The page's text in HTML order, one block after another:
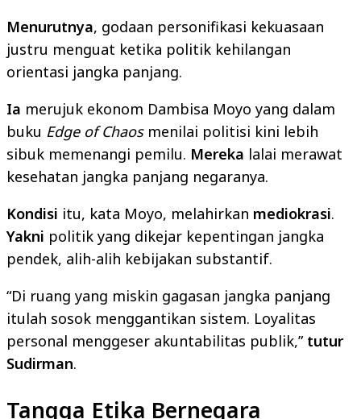
Menurutnya, godaan personifikasi kekuasaan
justru menguat ketika politik kehilangan
orientasi jangka panjang.
Ia merujuk ekonom Dambisa Moyo yang dalam
buku Edge of Chaosmenilai politisi kini lebih
sibuk memenangi pemilu. Mereka lalai merawat
kesehatan jangka panjang negaranya.
Kondisi itu, kata Moyo, melahirkan mediokrasi.
Yakni politik yang dikejar kepentingan jangka
pendek, alih-alih kebijakan substantif.
“Di ruang yang miskin gagasan jangka panjang
itulah sosok menggantikan sistem. Loyalitas
personal menggeser akuntabilitas publik,” tutur
Sudirman.
Tangga Etika Bernegara